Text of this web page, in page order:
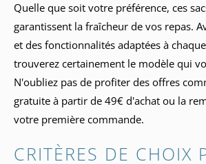
Quelle que soit votre préférence, ces
garantissent la fraîcheur de vos repas.
et des fonctionnalités adaptées à
trouverez certainement le modèle qui
N'oubliez pas de profiter des offres
gratuite à partir de 49€ d'achat ou la
votre première commande.
CRITÈRES DE CHOIX